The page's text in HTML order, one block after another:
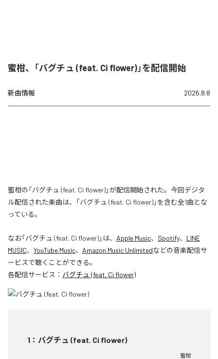
蜜柑、「バグチュ (feat. Ci flower)」を配信開始
新曲情報 2026.8.8
蜜柑の「バグチュ (feat. Ci flower)」が配信開始された。今回デジタ
ル配信された楽曲は、「バグチュ (feat. Ci flower)」を含む全1曲とな
っている。
なお「バグチュ (feat. Ci flower)」は、 Apple Music、 Spotify、 LINE
MUSIC、 YouTube Music、 Amazon Music Unlimitedなどの音楽配信サ
ービスで聴くことができる。
各配信サービス： バグチュ (feat. Ci flower)
1 ： バグチュ (feat. Ci flower)
蜜柑